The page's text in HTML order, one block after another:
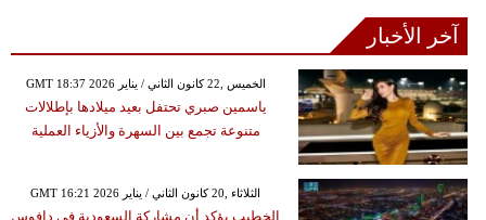
آخر الأخبار
GMT 18:37 2026 الخميس ,22 كانون الثاني / يناير
ياسمين صبري تحتفل بعيد ميلادها بإطلالات
متنوعة تجمع بين السهرة والأزياء العملية
GMT 16:21 2026 الثلاثاء ,20 كانون الثاني / يناير
الخطيب يؤكد أن مشاركة السعودية في دافوس